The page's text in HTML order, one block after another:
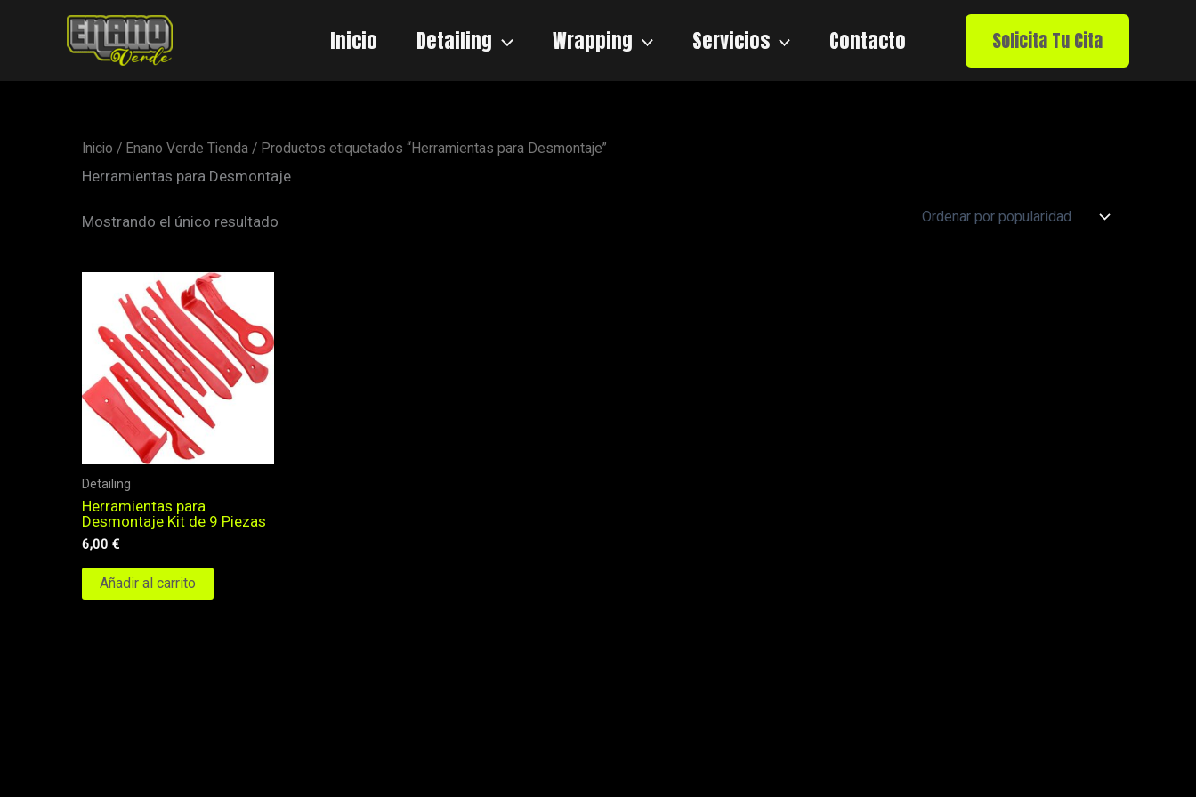
Inicio Detailing Wrapping Servicios Contacto Solicita Tu Cita
Inicio / Enano Verde Tienda / Productos etiquetados “Herramientas para Desmontaje”
Herramientas para Desmontaje
Mostrando el único resultado
Detailing
Herramientas para
Desmontaje Kit de 9 Piezas
6,00 €
Añadir al carrito